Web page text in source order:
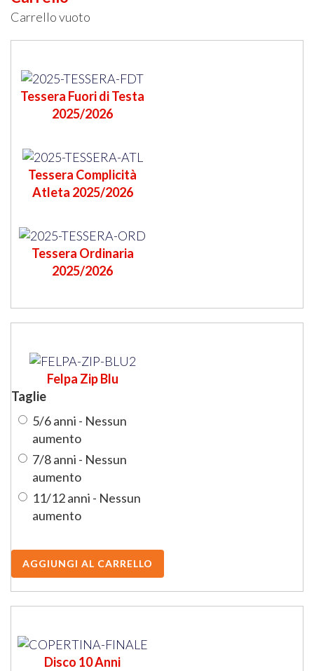
Carrello vuoto
Tessera Fuori di Testa
2025/2026
Tessera Complicità
Atleta 2025/2026
Tessera Ordinaria
2025/2026
Felpa Zip Blu
Taglie
5/6 anni - Nessun
aumento
7/8 anni - Nessun
aumento
11/12 anni - Nessun
aumento
Disco 10 Anni